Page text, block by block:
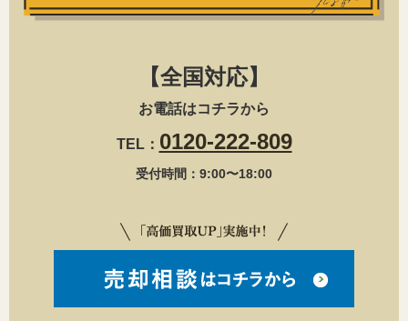
【全国対応】
お電話はコチラから
TEL： 0120-222-809
受付時間：9:00〜18:00